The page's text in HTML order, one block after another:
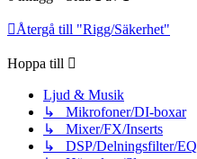
Återgå till "Rigg/Säkerhet"
Hoppa till
Ljud & Musik
↳ Mikrofoner/DI-boxar
↳ Mixer/FX/Inserts
↳ DSP/Delningsfilter/EQ